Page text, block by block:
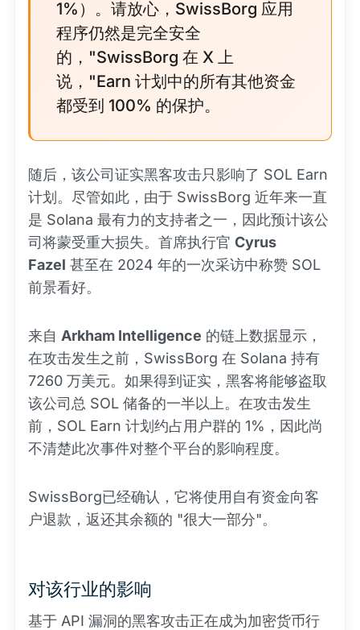
1%）。请放心，SwissBorg 应用
程序仍然是完全安全
的，"SwissBorg 在 X 上
说，"Earn 计划中的所有其他资金
都受到 100% 的保护。
随后，该公司证实黑客攻击只影响了 SOL Earn
计划。尽管如此，由于 SwissBorg 近年来一直
是 Solana 最有力的支持者之一，因此预计该公
司将蒙受重大损失。首席执行官 Cyrus
Fazel 甚至在 2024 年的一次采访中称赞 SOL
前景看好。
来自 Arkham Intelligence 的链上数据显示，
在攻击发生之前，SwissBorg 在 Solana 持有
7260 万美元。如果得到证实，黑客将能够盗取
该公司总 SOL 储备的一半以上。在攻击发生
前，SOL Earn 计划约占用户群的 1%，因此尚
不清楚此次事件对整个平台的影响程度。
SwissBorg已经确认，它将使用自有资金向客
户退款，返还其余额的 "很大一部分"。
对该行业的影响
基于 API 漏洞的黑客攻击正在成为加密货币行